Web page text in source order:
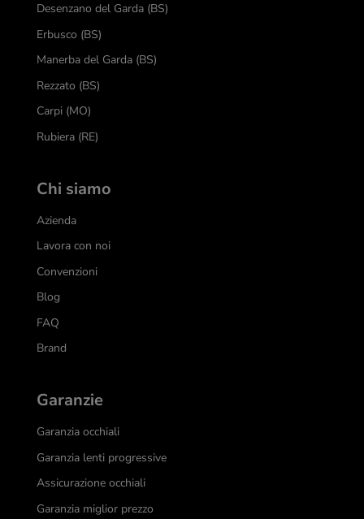
Desenzano del Garda (BS)
Erbusco (BS)
Manerba del Garda (BS)
Rezzato (BS)
Carpi (MO)
Rubiera (RE)
Chi siamo
Azienda
Lavora con noi
Convenzioni
Blog
FAQ
Brand
Garanzie
Garanzia occhiali
Garanzia lenti progressive
Assicurazione occhiali
Garanzia miglior prezzo